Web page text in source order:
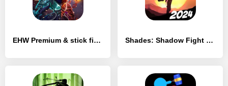
EHW Premium & stick fight - [Взлом/МОД Все открыто] Shades: Shadow Fight Roguelike - [Взлом/МОД Все открыто]